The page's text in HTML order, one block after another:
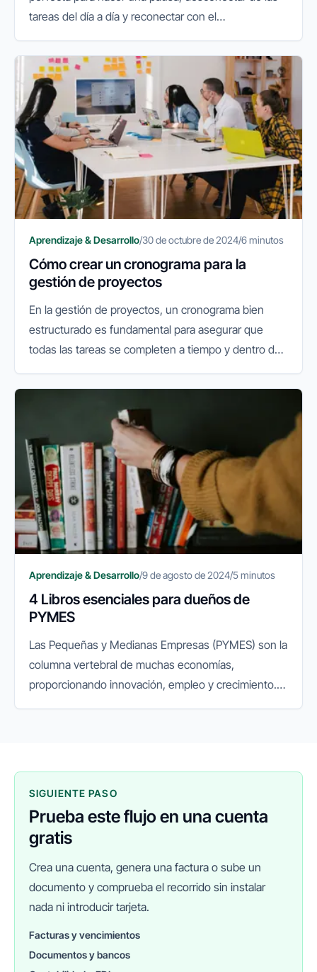
tareas del día a día y reconectar con el
emprenden un proyecto o...
Aprendizaje & Desarrollo/30 de octubre de 2024/6 minutos
Cómo crear un cronograma para la
gestión de proyectos
En la gestión de proyectos, un cronograma bien
estructurado es fundamental para asegurar que
todas las tareas se completen a tiempo y dentro del
planificación y ejecución de un...
Aprendizaje & Desarrollo/9 de agosto de 2024/5 minutos
4 Libros esenciales para dueños de
PYMES
Las Pequeñas y Medianas Empresas (PYMES) son la
columna vertebral de muchas economías,
proporcionando innovación, empleo y crecimiento.
SIGUIENTE PASO
Prueba este flujo en una cuenta
gratis
Crea una cuenta, genera una factura o sube un
documento y comprueba el recorrido sin instalar
nada ni introducir tarjeta.
Facturas y vencimientos
Documentos y bancos
FINANEDI